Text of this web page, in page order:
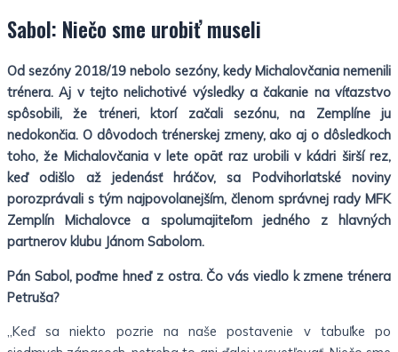
Sabol: Niečo sme urobiť museli
Od sezóny 2018/19 nebolo sezóny, kedy Michalovčania nemenili
trénera. Aj v tejto nelichotivé výsledky a čakanie na víťazstvo
spôsobili, že tréneri, ktorí začali sezónu, na Zemplíne ju
nedokončia. O dôvodoch trénerskej zmeny, ako aj o dôsledkoch
toho, že Michalovčania v lete opäť raz urobili v kádri širší rez,
keď odišlo až jedenásť hráčov, sa Podvihorlatské noviny
porozprávali s tým najpovolanejším, členom správnej rady MFK
Zemplín Michalovce a spolumajiteľom jedného z hlavných
partnerov klubu Jánom Sabolom.
Pán Sabol, poďme hneď z ostra. Čo vás viedlo k zmene trénera
Petruša?
„Keď sa niekto pozrie na naše postavenie v tabuľke po